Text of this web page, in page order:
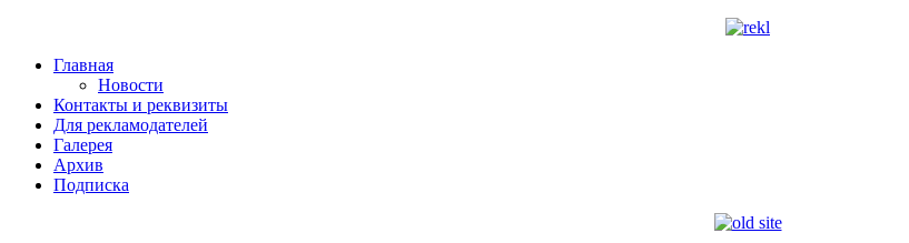
Главная
Новости
Контакты и реквизиты
Для рекламодателей
Галерея
Архив
Подписка